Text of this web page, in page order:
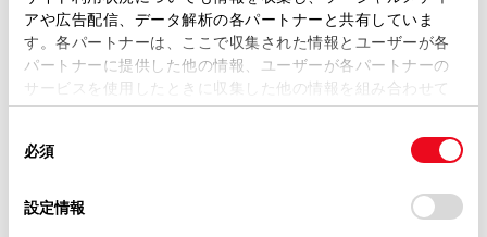
アや広告配信、データ解析の各パートナーと共有していま
す。各パートナーは、ここで収集された情報とユーザーが各
パートナーに提供した他の情報、ユーザーが各パートナーの
サービスを使用したときに収集した他の情報を組み合わせて
使用することがあります。当ウェブサイトの使用を続行する
デバイスにすべてのCookie(クッキー)が保存されることに同
意したことになります。Cookie(クッキー)のオプトアウト、
必須
設定情報
ブラインドスポットモニター（後側方検知）
ドライブレコーダー
※ 記録媒体(SDカード等)は別途ご購入いただく場合がございます
ペダル踏み間違い急発進抑制装置